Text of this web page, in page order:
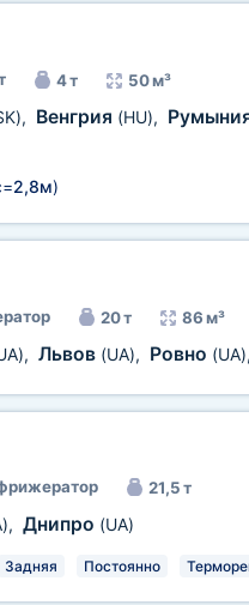
4 т 50 м³
, Венгрия (HU),
2,8м)
20 т 86 м³
, Львов (UA), Ровно (UA)
21,5 т
, Днипро (UA)
Задняя Постоянно